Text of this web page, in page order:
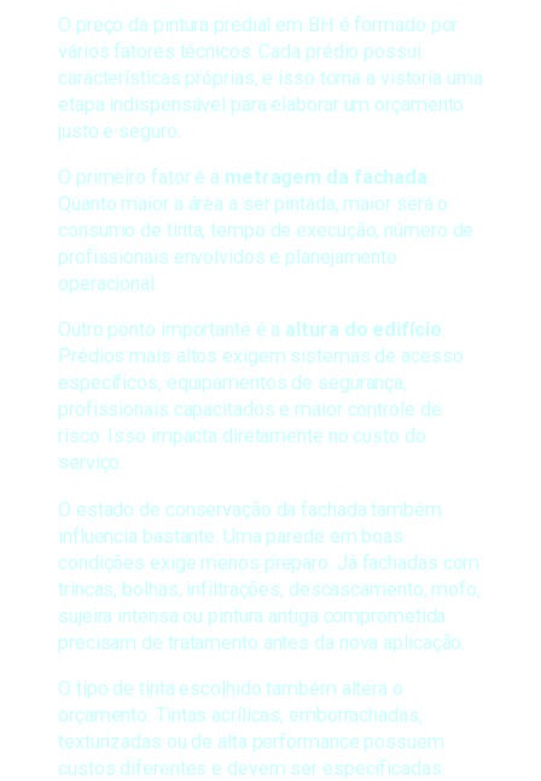
O preço da pintura predial em BH é formado por
vários fatores técnicos. Cada prédio possui
características próprias, e isso torna a vistoria uma
etapa indispensável para elaborar um orçamento
justo e seguro.
O primeiro fator é a metragem da fachada.
Quanto maior a área a ser pintada, maior será o
consumo de tinta, tempo de execução, número de
profissionais envolvidos e planejamento
operacional.
Outro ponto importante é a altura do edifício.
Prédios mais altos exigem sistemas de acesso
específicos, equipamentos de segurança,
profissionais capacitados e maior controle de
risco. Isso impacta diretamente no custo do
serviço.
O estado de conservação da fachada também
influencia bastante. Uma parede em boas
condições exige menos preparo. Já fachadas com
trincas, bolhas, infiltrações, descascamento, mofo,
sujeira intensa ou pintura antiga comprometida
precisam de tratamento antes da nova aplicação.
O tipo de tinta escolhido também altera o
orçamento. Tintas acrílicas, emborrachadas,
texturizadas ou de alta performance possuem
custos diferentes e devem ser especificadas